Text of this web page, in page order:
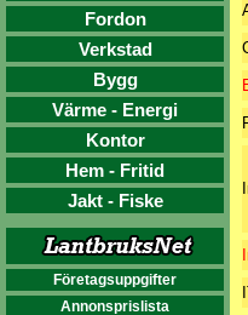
Fordon
Verkstad
Bygg
Värme - Energi
Kontor
Hem - Fritid
Jakt - Fiske
Företagsuppgifter
Annonsprislista